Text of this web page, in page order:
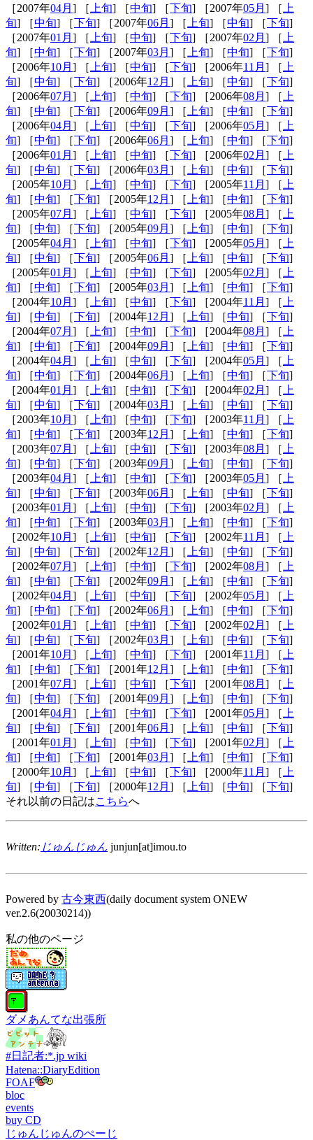
［2007年04月 ] ［ 上旬] ［中旬] ［下旬] ［2007年05月 ] ［ 上
旬] ［中旬] ［下旬] ［2007年06月 ] ［ 上旬] ［中旬] ［下旬]
［2007年01月 ] ［ 上旬] ［中旬] ［下旬] ［2007年02月 ] ［ 上
旬] ［中旬] ［下旬] ［2007年03月 ] ［ 上旬] ［中旬] ［下旬]
［2006年10月 ] ［ 上旬] ［中旬] ［下旬] ［2006年11月 ] ［ 上
旬] ［中旬] ［下旬] ［2006年12月 ] ［ 上旬] ［中旬] ［下旬]
［2006年07月 ] ［ 上旬] ［中旬] ［下旬] ［2006年08月 ] ［ 上
旬] ［中旬] ［下旬] ［2006年09月 ] ［ 上旬] ［中旬] ［下旬]
［2006年04月 ] ［ 上旬] ［中旬] ［下旬] ［2006年05月 ] ［ 上
旬] ［中旬] ［下旬] ［2006年06月 ] ［ 上旬] ［中旬] ［下旬]
［2006年01月 ] ［ 上旬] ［中旬] ［下旬] ［2006年02月 ] ［ 上
旬] ［中旬] ［下旬] ［2006年03月 ] ［ 上旬] ［中旬] ［下旬]
［2005年10月 ] ［ 上旬] ［中旬] ［下旬] ［2005年11月 ] ［ 上
旬] ［中旬] ［下旬] ［2005年12月 ] ［ 上旬] ［中旬] ［下旬]
［2005年07月 ] ［ 上旬] ［中旬] ［下旬] ［2005年08月 ] ［ 上
旬] ［中旬] ［下旬] ［2005年09月 ] ［ 上旬] ［中旬] ［下旬]
［2005年04月 ] ［ 上旬] ［中旬] ［下旬] ［2005年05月 ] ［ 上
旬] ［中旬] ［下旬] ［2005年06月 ] ［ 上旬] ［中旬] ［下旬]
［2005年01月 ] ［ 上旬] ［中旬] ［下旬] ［2005年02月 ] ［ 上
旬] ［中旬] ［下旬] ［2005年03月 ] ［ 上旬] ［中旬] ［下旬]
［2004年10月 ] ［ 上旬] ［中旬] ［下旬] ［2004年11月 ] ［ 上
旬] ［中旬] ［下旬] ［2004年12月 ] ［ 上旬] ［中旬] ［下旬]
［2004年07月 ] ［ 上旬] ［中旬] ［下旬] ［2004年08月 ] ［ 上
旬] ［中旬] ［下旬] ［2004年09月 ] ［ 上旬] ［中旬] ［下旬]
［2004年04月 ] ［ 上旬] ［中旬] ［下旬] ［2004年05月 ] ［ 上
旬] ［中旬] ［下旬] ［2004年06月 ] ［ 上旬] ［中旬] ［下旬]
［2004年01月 ] ［ 上旬] ［中旬] ［下旬] ［2004年02月 ] ［ 上
旬] ［中旬] ［下旬] ［2004年03月 ] ［ 上旬] ［中旬] ［下旬]
［2003年10月 ] ［ 上旬] ［中旬] ［下旬] ［2003年11月 ] ［ 上
旬] ［中旬] ［下旬] ［2003年12月 ] ［ 上旬] ［中旬] ［下旬]
［2003年07月 ] ［ 上旬] ［中旬] ［下旬] ［2003年08月 ] ［ 上
旬] ［中旬] ［下旬] ［2003年09月 ] ［ 上旬] ［中旬] ［下旬]
［2003年04月 ] ［ 上旬] ［中旬] ［下旬] ［2003年05月 ] ［ 上
旬] ［中旬] ［下旬] ［2003年06月 ] ［ 上旬] ［中旬] ［下旬]
［2003年01月 ] ［ 上旬] ［中旬] ［下旬] ［2003年02月 ] ［ 上
旬] ［中旬] ［下旬] ［2003年03月 ] ［ 上旬] ［中旬] ［下旬]
［2002年10月 ] ［ 上旬] ［中旬] ［下旬] ［2002年11月 ] ［ 上
旬] ［中旬] ［下旬] ［2002年12月 ] ［ 上旬] ［中旬] ［下旬]
［2002年07月 ] ［ 上旬] ［中旬] ［下旬] ［2002年08月 ] ［ 上
旬] ［中旬] ［下旬] ［2002年09月 ] ［ 上旬] ［中旬] ［下旬]
［2002年04月 ] ［ 上旬] ［中旬] ［下旬] ［2002年05月 ] ［ 上
旬] ［中旬] ［下旬] ［2002年06月 ] ［ 上旬] ［中旬] ［下旬]
［2002年01月 ] ［ 上旬] ［中旬] ［下旬] ［2002年02月 ] ［ 上
旬] ［中旬] ［下旬] ［2002年03月 ] ［ 上旬] ［中旬] ［下旬]
［2001年10月 ] ［ 上旬] ［中旬] ［下旬] ［2001年11月 ] ［ 上
旬] ［中旬] ［下旬] ［2001年12月 ] ［ 上旬] ［中旬] ［下旬]
［2001年07月 ] ［ 上旬] ［中旬] ［下旬] ［2001年08月 ] ［ 上
旬] ［中旬] ［下旬] ［2001年09月 ] ［ 上旬] ［中旬] ［下旬]
［2001年04月 ] ［ 上旬] ［中旬] ［下旬] ［2001年05月 ] ［ 上
旬] ［中旬] ［下旬] ［2001年06月 ] ［ 上旬] ［中旬] ［下旬]
［2001年01月 ] ［ 上旬] ［中旬] ［下旬] ［2001年02月 ] ［ 上
旬] ［中旬] ［下旬] ［2001年03月 ] ［ 上旬] ［中旬] ［下旬]
［2000年10月 ] ［ 上旬] ［中旬] ［下旬] ［2000年11月 ] ［ 上
旬] ［中旬] ［下旬] ［2000年12月 ] ［ 上旬] ［中旬] ［下旬]
それ以前の日記はこちらへ
Written: じゅんじゅん junjun[at]imou.to
Powered by 古今東西(daily document system ONEW
ver.2.6(20030214))
私の他のページ
ダメあんてな出張所
#日記者:*.jp wiki
Hatena::DiaryEdition
FOAF
bloc
events
buy CD
じゅんじゅんのぺーじ